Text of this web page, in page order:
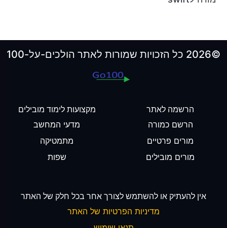
©2026 כל הזכויות שמורות לאתר הולכים-על-100
הרשמה לאתר
הרשם כמורה
מורים פרטיים
מורים מובילים
מקצועות לימוד מובילים
מדעי המחשב
מתמטיקה
שפות
אין להעתיק או להשתמש לצורך אחר בכל חלק של האתר
מדיניות הפרטיות של האתר